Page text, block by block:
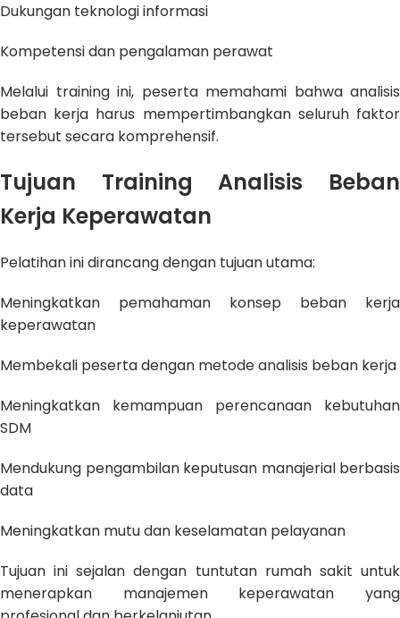
Dukungan teknologi informasi
Kompetensi dan pengalaman perawat
Melalui training ini, peserta memahami bahwa analisis
beban kerja harus mempertimbangkan seluruh faktor
tersebut secara komprehensif.
Tujuan Training Analisis Beban
Kerja Keperawatan
Pelatihan ini dirancang dengan tujuan utama:
Meningkatkan pemahaman konsep beban kerja
keperawatan
Membekali peserta dengan metode analisis beban kerja
Meningkatkan kemampuan perencanaan kebutuhan
SDM
Mendukung pengambilan keputusan manajerial berbasis
data
Meningkatkan mutu dan keselamatan pelayanan
Tujuan ini sejalan dengan tuntutan rumah sakit untuk
menerapkan manajemen keperawatan yang